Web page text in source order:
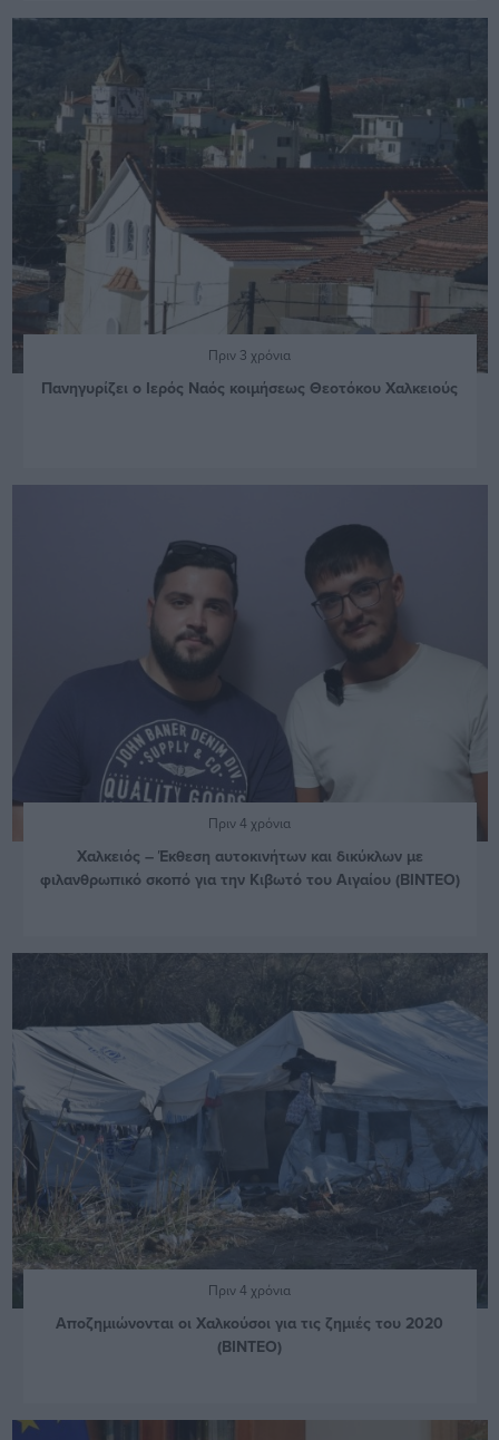
Πριν 3 χρόνια
Πανηγυρίζει ο Ιερός Ναός κοιμήσεως Θεοτόκου Χαλκειούς
Πριν 4 χρόνια
Χαλκειός – Έκθεση αυτοκινήτων και δικύκλων με
φιλανθρωπικό σκοπό για την Κιβωτό του Αιγαίου (ΒΙΝΤΕΟ)
Πριν 4 χρόνια
Αποζημιώνονται οι Χαλκούσοι για τις ζημιές του 2020
(ΒΙΝΤΕΟ)